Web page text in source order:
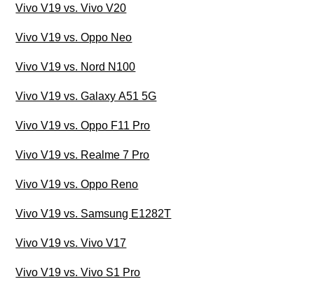
Vivo V19 vs. Vivo V20
Vivo V19 vs. Oppo Neo
Vivo V19 vs. Nord N100
Vivo V19 vs. Galaxy A51 5G
Vivo V19 vs. Oppo F11 Pro
Vivo V19 vs. Realme 7 Pro
Vivo V19 vs. Oppo Reno
Vivo V19 vs. Samsung E1282T
Vivo V19 vs. Vivo V17
Vivo V19 vs. Vivo S1 Pro